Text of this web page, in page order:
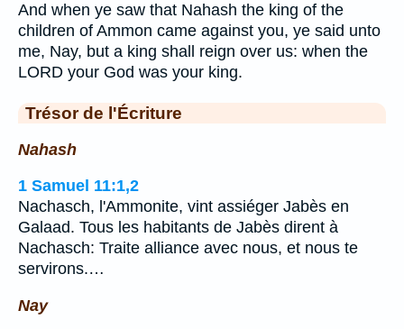
And when ye saw that Nahash the king of the
children of Ammon came against you, ye said unto
me, Nay, but a king shall reign over us: when the
LORD your God was your king.
Trésor de l'Écriture
Nahash
1 Samuel 11:1,2
Nachasch, l'Ammonite, vint assiéger Jabès en
Galaad. Tous les habitants de Jabès dirent à
Nachasch: Traite alliance avec nous, et nous te
servirons.…
Nay